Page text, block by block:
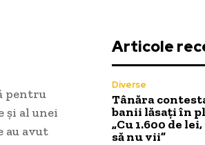
pentru
și al unei
au avut
Articole
Diverse
Tânăra
banii lăsați în
„Cu 1.600 de
să nu vii”